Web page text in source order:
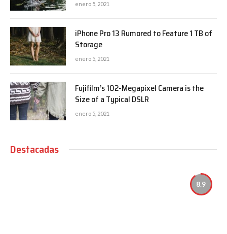
enero 5, 2021
iPhone Pro 13 Rumored to Feature 1 TB of
Storage
enero 5, 2021
Fujifilm’s 102-Megapixel Camera is the
Size of a Typical DSLR
enero 5, 2021
Destacadas
8.9